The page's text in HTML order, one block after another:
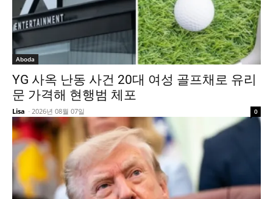
Aboda
YG 사옥 난동 사건 20대 여성 골프채로 유리
문 가격해 현행범 체포
Lisa - 2026년 08월 07일 0